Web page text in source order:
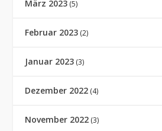
März 2023 (5)
Februar 2023 (2)
Januar 2023 (3)
Dezember 2022 (4)
November 2022 (3)